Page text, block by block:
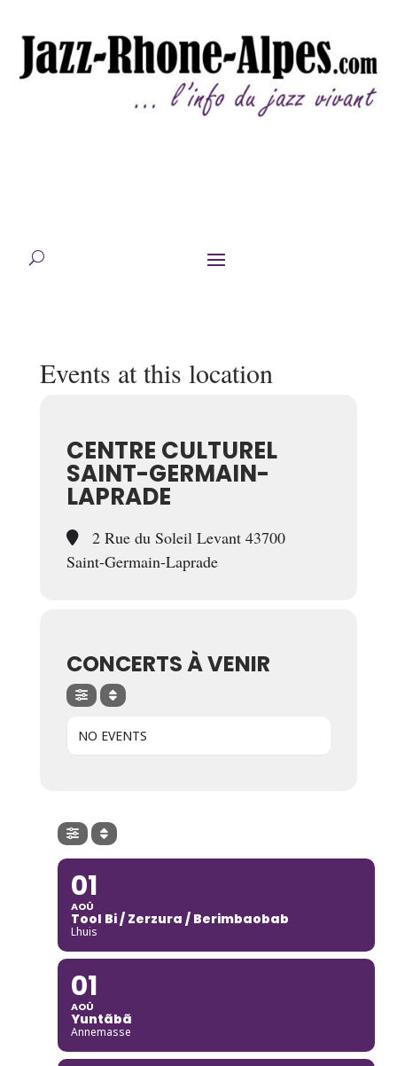
Events at this location
CENTRE CULTUREL
SAINT-GERMAIN-
LAPRADE
2 Rue du Soleil Levant 43700
Saint-Germain-Laprade
CONCERTS À VENIR
NO EVENTS
01
AOÛ
Tool Bi / Zerzura / Berimbaobab
Lhuis
01
AOÛ
Yuntãbã
Annemasse